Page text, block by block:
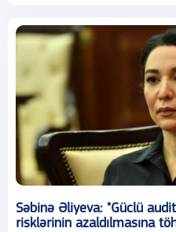
Səbinə Əliyeva: "Güclü
risklərinin azaldılmasına